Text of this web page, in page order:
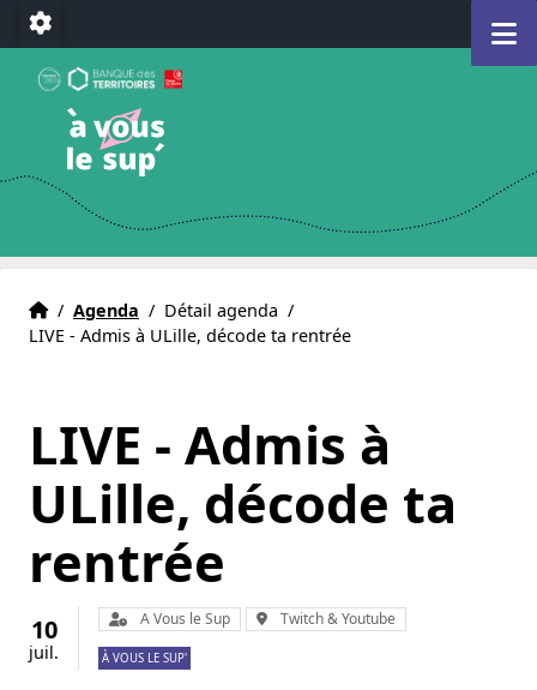
Aller au menu
Aller au contenu
Aller au pied de page
Paramétrage
A Vous le Sup
Déclencheur d'avenir(s)
Accueil
Accueil
/ Agenda / Détail agenda /
LIVE - Admis à ULille, décode ta rentrée
LIVE - Admis à
ULille, décode ta
rentrée
10
juil.
Organisateur :
A Vous le Sup Lieu :
Twitch & Youtube
À VOUS LE SUP'